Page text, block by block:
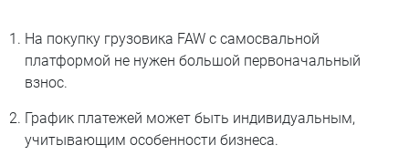
На покупку грузовика FAW c самосвальной
платформой не нужен большой первоначальный
взнос.
График платежей может быть индивидуальным,
учитывающим особенности бизнеса.